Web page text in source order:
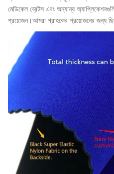
মেডিকেল ব্রেটস এবং অন্যান্য
প্রয়োজন।আমরা গ্রাহকের প্রয়োজনের জন্য